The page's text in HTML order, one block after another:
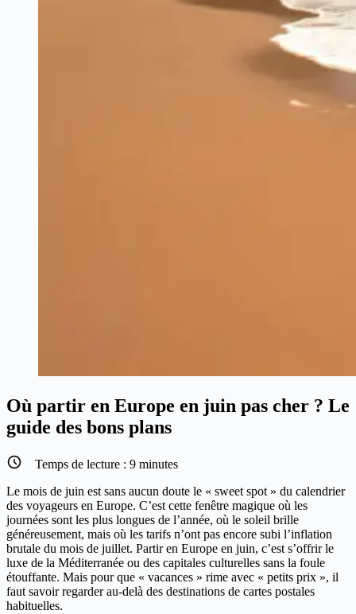
Où partir en Europe en juin pas cher ? Le
guide des bons plans
Temps de lecture : 9 minutes
Le mois de juin est sans aucun doute le « sweet spot » du calendrier
des voyageurs en Europe. C’est cette fenêtre magique où les
journées sont les plus longues de l’année, où le soleil brille
généreusement, mais où les tarifs n’ont pas encore subi l’inflation
brutale du mois de juillet. Partir en Europe en juin, c’est s’offrir le
luxe de la Méditerranée ou des capitales culturelles sans la foule
étouffante. Mais pour que « vacances » rime avec « petits prix », il
faut savoir regarder au-delà des destinations de cartes postales
habituelles.